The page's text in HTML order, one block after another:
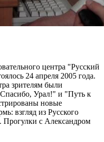
центра "Русский
24 апреля 2005 года.
зрителям были
Урал!" и "Путь к
новые
взгляд из Русского
Прогулки с Александром